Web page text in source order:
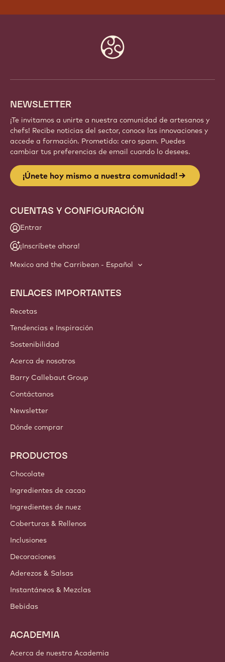
NEWSLETTER
¡Te invitamos a unirte a nuestra comunidad de artesanos y
chefs! Recibe noticias del sector, conoce las innovaciones y
accede a formación. Prometido: cero spam. Puedes
cambiar tus preferencias de email cuando lo desees.
¡Únete hoy mismo a nuestra comunidad!
CUENTAS Y CONFIGURACIÓN
Entrar
¡Inscríbete ahora!
Mexico and the Carribean - Español
Footer
Callebaut
ENLACES IMPORTANTES
Recetas
Tendencias e Inspiración
Sostenibilidad
Acerca de nosotros
Barry Callebaut Group
Contáctanos
Newsletter
Dónde comprar
PRODUCTOS
Chocolate
Ingredientes de cacao
Ingredientes de nuez
Coberturas & Rellenos
Inclusiones
Decoraciones
Aderezos & Salsas
Instantáneos & Mezclas
Bebidas
ACADEMIA
Acerca de nuestra Academia